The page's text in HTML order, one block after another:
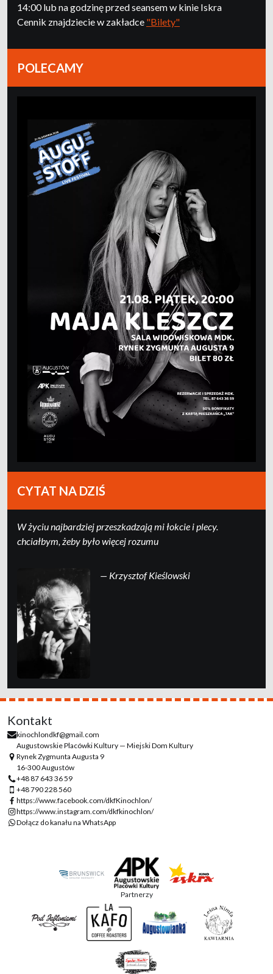
14:00 lub na godzinę przed seansem w kinie Iskra
Cennik znajdziecie w zakładce "Bilety"
POLECAMY
CYTAT NA DZIŚ
W życiu najbardziej przeszkadzają mi łokcie i plecy.
chciałbym, żeby było więcej rozumu
— Krzysztof Kieślowski
Kontakt
kinochlondkf@gmail.com
Augustowskie Placówki Kultury — Miejski Dom Kultury
Rynek Zygmunta Augusta 9
16-300 Augustów
+48 87 643 36 59
+48 790 228 560
https://www.facebook.com/dkfKinochlon/
https://www.instagram.com/dkfkinochlon/
Dołącz do kanału na WhatsApp
Partnerzy